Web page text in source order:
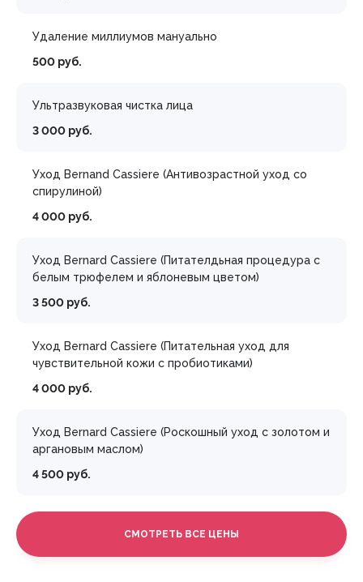
Удаление миллиумов мануально
500 руб.
Ультразвуковая чистка лица
3 000 руб.
Уход Bernand Cassiere (Антивозрастной уход со
спирулиной)
4 000 руб.
Уход Bernard Cassiere (Питателдьная процедура с
белым трюфелем и яблоневым цветом)
3 500 руб.
Уход Bernard Cassiere (Питательная уход для
чувствительной кожи с пробиотиками)
4 000 руб.
Уход Bernard Cassiere (Роскошный уход с золотом и
аргановым маслом)
4 500 руб.
СМОТРЕТЬ ВСЕ ЦЕНЫ